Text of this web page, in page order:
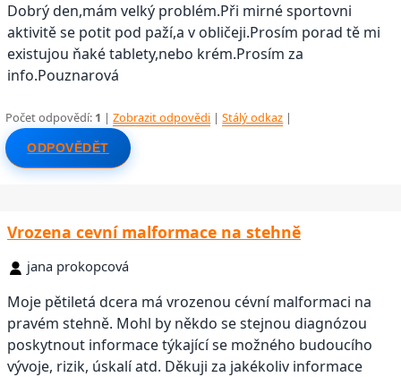
Dobrý den,mám velký problém.Při mirné sportovni
aktivitě se potit pod paží,a v obličeji.Prosím porad tě mi
existujou ňaké tablety,nebo krém.Prosím za
info.Pouznarová
Počet odpovědí: 1 |Zobrazit odpovědi |Stálý odkaz |
ODPOVĚDĚT
Vrozena cevní malformace na stehně
jana prokopcová
Moje pětiletá dcera má vrozenou cévní malformaci na
pravém stehně. Mohl by někdo se stejnou diagnózou
poskytnout informace týkající se možného budoucího
vývoje, rizik, úskalí atd. Děkuji za jakékoliv informace